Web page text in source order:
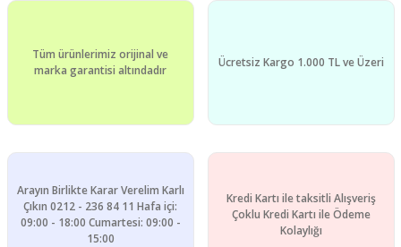
Tüm ürünlerimiz orijinal ve
marka garantisi altındadır
Ücretsiz Kargo 1.000 TL ve Üzeri
Arayın Birlikte Karar Verelim Karlı
Çıkın 0212 - 236 84 11 Hafa içi:
09:00 - 18:00 Cumartesi: 09:00 -
15:00
Kredi Kartı ile taksitli Alışveriş
Çoklu Kredi Kartı ile Ödeme
Kolaylığı